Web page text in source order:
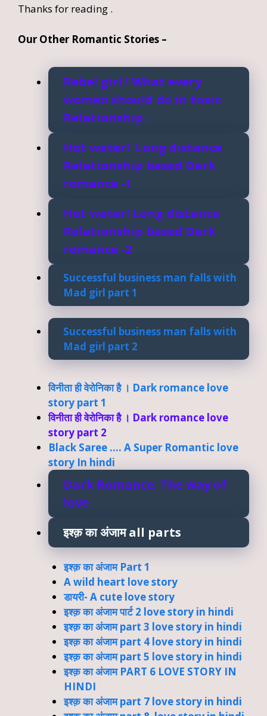
Thanks for reading .
Our Other Romantic Stories –
Rebel girl ! What every
women should do in toxic
Relationship .
Hot water! Long distance
Relationship based Dark
romance -1
Hot water! Long distance
Relationship based Dark
romance -2
Successful business man falls with
Mad girl part 1
Successful business man falls with
Mad girl part 2
विनीता ही वेरोनिका है । Dark romance love
story part 1
विनीता ही वेरोनिका है । Dark romance love
story part 2
Black Saree …. A Super Romantic love
story In hindi
Dark Romance: The way of
love
इश्क़ का अंजाम all parts
इश्क़ का अंजाम Part 1
A wild heart love story
डायरी- A cute love story
इश्क़ का अंजाम पार्ट 2 love story in hindi
इश्क़ का अंजाम part 3 love story in hindi
इश्क़ का अंजाम part 4 love story in hindi
इश्क़ का अंजाम part 5 love story in hindi
इश्क़ का अंजाम PART 6 LOVE STORY IN
HINDI
इश्क़ का अंजाम part 7 love story in hindi